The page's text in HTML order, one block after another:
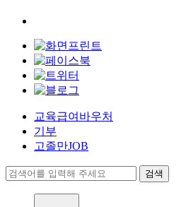
교육급여바우처
기부
고졸만JOB
검색